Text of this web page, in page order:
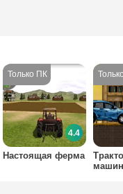
Настоящая ферма
4.4